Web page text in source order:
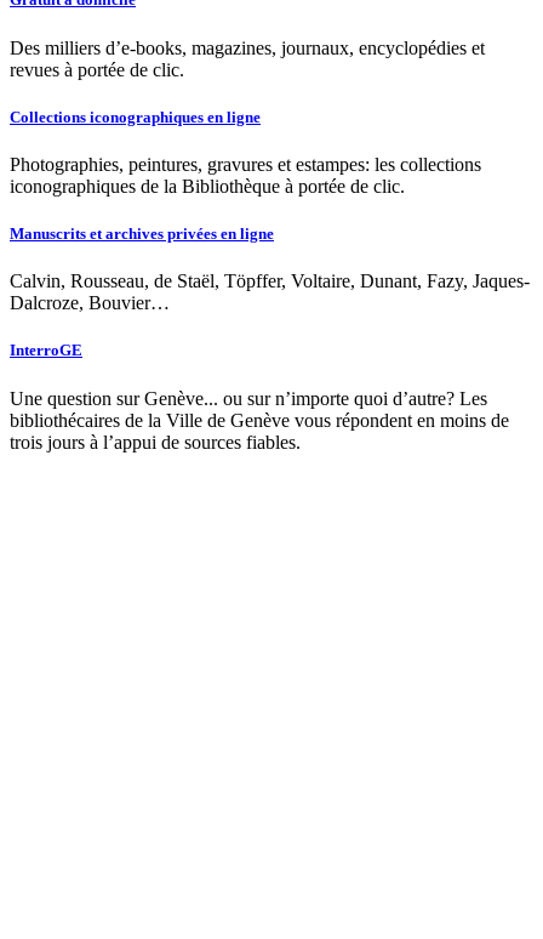
Des milliers d’e-books, magazines, journaux, encyclopédies et
revues à portée de clic.
Collections iconographiques en ligne
Photographies, peintures, gravures et estampes: les collections
iconographiques de la Bibliothèque à portée de clic.
Manuscrits et archives privées en ligne
Calvin, Rousseau, de Staël, Töpffer, Voltaire, Dunant, Fazy, Jaques-
Dalcroze, Bouvier…
InterroGE
Une question sur Genève... ou sur n’importe quoi d’autre? Les
bibliothécaires de la Ville de Genève vous répondent en moins de
trois jours à l’appui de sources fiables.